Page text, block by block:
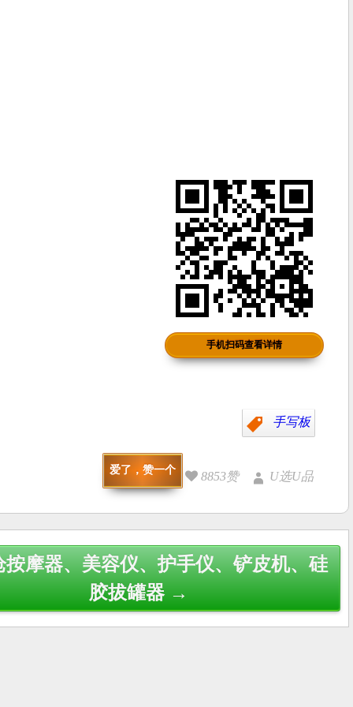
手机扫码查看详情
手写板
爱了，赞一个 8853赞 U选U品
按摩器、美容仪、护手仪、铲皮机、硅
胶拔罐器 →